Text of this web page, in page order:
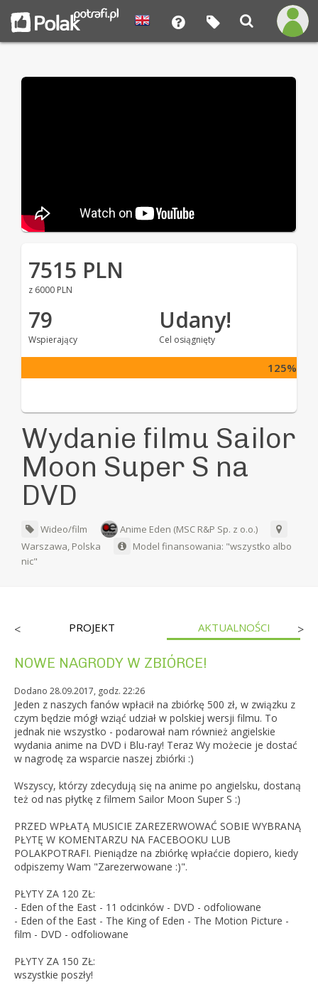
7515 PLN
z 6000 PLN
79
Wspierający
Udany!
Cel osiągnięty
125%
Wydanie filmu Sailor
Moon Super S na
DVD
Wideo/film
Anime Eden (MSC R&P Sp. z o.o.)
Warszawa, Polska
Model finansowania: "wszystko albo
nic"
< PROJEKT AKTUALNOŚCI >
NOWE NAGRODY W ZBIÓRCE!
Dodano 28.09.2017, godz. 22:26
Jeden z naszych fanów wpłacił na zbiórkę 500 zł, w związku z
czym będzie mógł wziąć udział w polskiej wersji filmu. To
jednak nie wszystko - podarował nam również angielskie
wydania anime na DVD i Blu-ray! Teraz Wy możecie je dostać
w nagrodę za wsparcie naszej zbiórki :)
Wszyscy, którzy zdecydują się na anime po angielsku, dostaną
też od nas płytkę z filmem Sailor Moon Super S :)
PRZED WPŁATĄ MUSICIE ZAREZERWOWAĆ SOBIE WYBRANĄ
PŁYTĘ W KOMENTARZU NA FACEBOOKU LUB
POLAKPOTRAFI. Pieniądze na zbiórkę wpłaćcie dopiero, kiedy
odpiszemy Wam "Zarezerwowane :)".
PŁYTY ZA 120 ZŁ:
- Eden of the East - 11 odcinków - DVD - odfoliowane
- Eden of the East - The King of Eden - The Motion Picture -
film - DVD - odfoliowane
PŁYTY ZA 150 ZŁ:
wszystkie poszły!